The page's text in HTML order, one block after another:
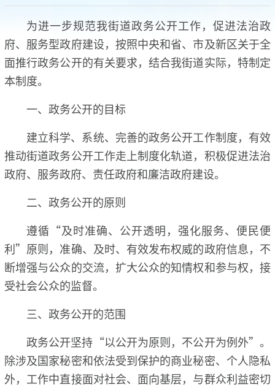
为进一步规范我街道政务公开工作，促进法治政
府、服务型政府建设，按照中央和省、市及新区关于全
面推行政务公开的有关要求，结合我街道实际，特制定
本制度。
一、政务公开的目标
建立科学、系统、完善的政务公开工作制度，有效
推动街道政务公开工作走上制度化轨道，积极促进法治
政府、服务政府、责任政府和廉洁政府建设。
二、政务公开的原则
遵循“及时准确、公开透明，强化服务、便民便
利”原则，准确、及时、有效发布权威的政府信息，不
断增强与公众的交流，扩大公众的知情权和参与权，接
受社会公众的监督。
三、政务公开的范围
政务公开坚持“以公开为原则，不公开为例外”。
除涉及国家秘密和依法受到保护的商业秘密、个人隐私
外，工作中直接面对社会、面向基层，与群众利益密切